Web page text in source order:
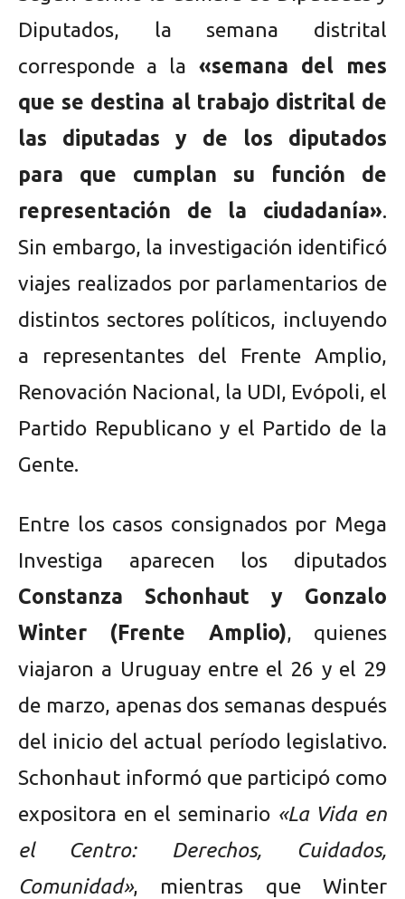
Diputados, la semana distrital
corresponde a la «semana del mes
que se destina al trabajo distrital de
las diputadas y de los diputados
para que cumplan su función de
representación de la ciudadanía».
Sin embargo, la investigación identificó
viajes realizados por parlamentarios de
distintos sectores políticos, incluyendo
a representantes del Frente Amplio,
Renovación Nacional, la UDI, Evópoli, el
Partido Republicano y el Partido de la
Gente.
Entre los casos consignados por Mega
Investiga aparecen los diputados
Constanza Schonhaut y Gonzalo
Winter (Frente Amplio), quienes
viajaron a Uruguay entre el 26 y el 29
de marzo, apenas dos semanas después
del inicio del actual período legislativo.
Schonhaut informó que participó como
expositora en el seminario «La Vida en
el Centro: Derechos, Cuidados,
Comunidad», mientras que Winter